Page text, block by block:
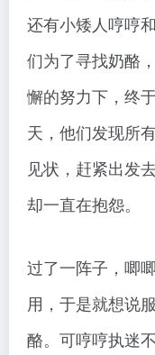
还有小矮人哼哼
们为了寻找奶酪
懈的努力下，终
天，他们发现所
见状，赶紧出发
却一直在抱怨。
过了一阵子，唧
用，于是就想说
酪。可哼哼执迷